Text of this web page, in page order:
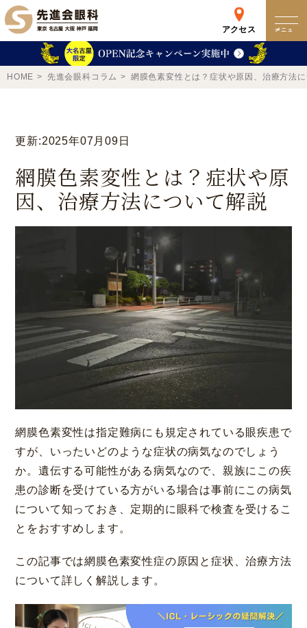
アクセス メニュー
0120-049-113
受付時間 10:00-19:00
診療内容
クリニック案内
手術・料金 アフターケア
クリニック
東京 新宿
Web予約
名古屋
詳細
大阪 梅田本院
大阪市北区梅田
詳細 Web予約
福岡 天神
福岡市中央区天神
詳細 Web予約
先進会眼科 福岡飯塚
福岡県飯塚市川津
[提携]札幌かとう眼
[ICL提携] 鹿児島園
鹿児島市中央町 大阪市天王寺区
HOME 先進会眼科コラム 網膜色素変性とは？症状や原因、治療方法
更新:2025年07月09日
網膜色素変性とは？症状や原
因、治療方法について解説
網膜色素変性は指定難病にも規定されている眼疾患で
すが、いったいどのような症状の病気なのでしょう
か。遺伝する可能性がある病気なので、親族にこの疾
患の診断を受けている方がいる場合は事前にこの病気
について知っておき、定期的に眼科で検査を受けるこ
とをおすすめします。
この記事では網膜色素変性症の原因と症状、治療方法
について詳しく解説します。